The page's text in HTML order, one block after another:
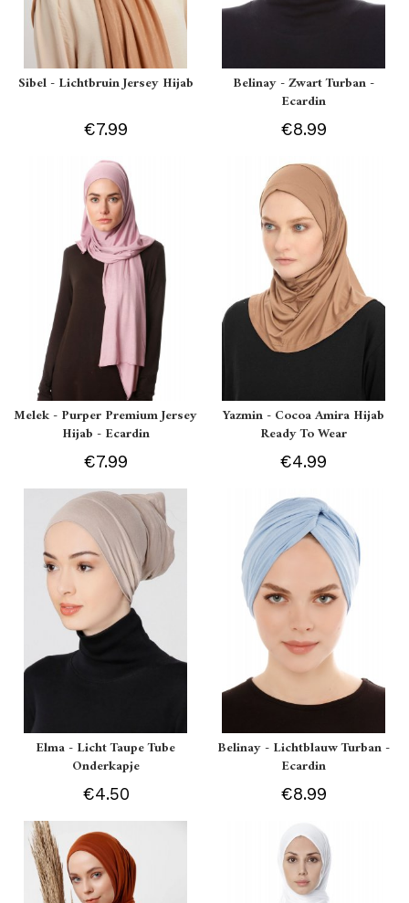
Sibel - Lichtbruin Jersey Hijab
€7.99
Belinay - Zwart Turban -
Ecardin
€8.99
Melek - Purper Premium Jersey
Hijab - Ecardin
€7.99
Yazmin - Cocoa Amira Hijab
Ready To Wear
€4.99
Elma - Licht Taupe Tube
Onderkapje
€4.50
Belinay - Lichtblauw Turban -
Ecardin
€8.99